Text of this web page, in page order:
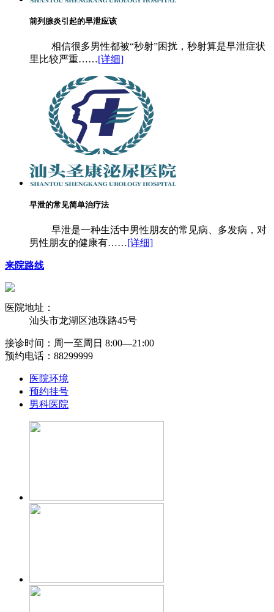
前列腺炎引起的早泄应该
相信很多男性都被“秒射”困扰，秒射算是早泄症状
里比较严重……[详细]
早泄的常见简单治疗法
早泄是一种生活中男性朋友的常见病、多发病，对
男性朋友的健康有……[详细]
来院路线
医院地址：
汕头市龙湖区池珠路45号
接诊时间：周一至周日 8:00―21:00
预约电话：88299999
医院环境
预约挂号
男科医院